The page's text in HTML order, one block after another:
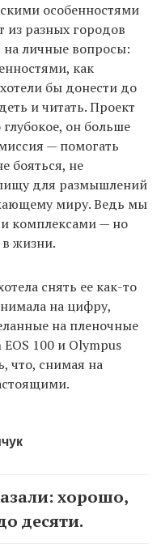
особенностями
разных городов
личные вопросы:
как
бы донести до
и читать. Проект
он больше
— помогать
бояться, не
для размышлений
миру. Ведь мы
комплексами — но
жизни.
снять ее как-то
на цифру,
на пленочные
100 и Olympus
что, снимая на
хорошо,
десяти.